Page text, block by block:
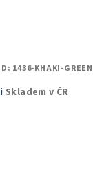
Skladem v ČR
1436-KHAKI-GREEN